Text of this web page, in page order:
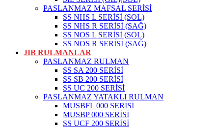
PASLANMAZ MAFSAL SERİSİ
SS NHS L SERİSİ (SOL)
SS NHS R SERİSİ (SAĞ)
SS NOS L SERİSİ (SOL)
SS NOS R SERİSİ (SAĞ)
JIB RULMANLAR
PASLANMAZ RULMAN
SS SA 200 SERİSİ
SS SB 200 SERİSİ
SS UC 200 SERİSİ
PASLANMAZ YATAKLI RULMAN
MUSBFL 000 SERİSİ
MUSBP 000 SERİSİ
SS UCF 200 SERİSİ